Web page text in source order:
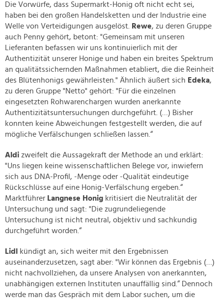
Die Vorwürfe, dass Supermarkt-Honig oft nicht echt sei,
haben bei den großen Handelsketten und der Industrie eine
Welle von Verteidigungen ausgelöst.
Rewe, zu deren Gruppe
auch Penny gehört, betont: "Gemeinsam mit unseren
Lieferanten befassen wir uns kontinuierlich mit der
Authentizität unserer Honige und haben ein breites Spektrum
an qualitätssichernden Maßnahmen etabliert, die die Reinheit
des Blütenhonigs gewährleisten." Ähnlich äußert sich Edeka,
zu deren Gruppe "Netto" gehört: "Für die einzelnen
eingesetzten Rohwarenchargen wurden anerkannte
Authentizitätsuntersuchungen durchgeführt. (…) Bisher
konnten keine Abweichungen festgestellt werden, die auf
mögliche Verfälschungen schließen lassen.“
Aldi zweifelt die Aussagekraft der Methode an und erklärt:
"Uns liegen keine wissenschaftlichen Belege vor, inwiefern
sich aus DNA-Profil, -Menge oder -Qualität eindeutige
Rückschlüsse auf eine Honig-Verfälschung ergeben.“
Marktführer Langnese Honig kritisiert die Neutralität der
Untersuchung und sagt: "Die zugrundeliegende
Untersuchung ist nicht neutral, objektiv und sachkundig
durchgeführt worden.“
Lidl
kündigt an, sich weiter mit den Ergebnissen
auseinanderzusetzen, sagt aber: "Wir können das Ergebnis (…)
nicht nachvollziehen, da unsere Analysen von anerkannten,
unabhängigen externen Instituten unauffällig sind.“ Dennoch
werde man das Gespräch mit dem Labor suchen, um die